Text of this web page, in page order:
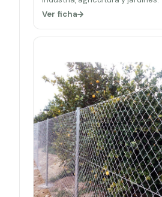
Ver ficha